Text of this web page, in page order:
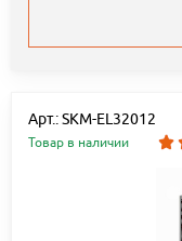
Арт.: SKM-EL32012
Товар в наличии